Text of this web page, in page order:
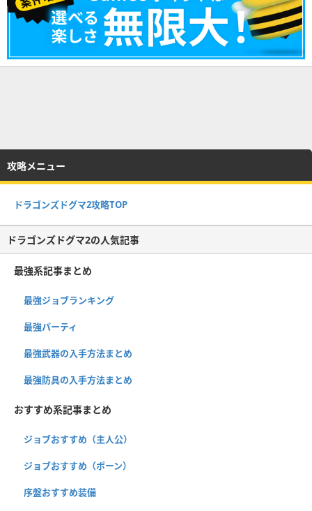
攻略メニュー
ドラゴンズドグマ2攻略TOP
ドラゴンズドグマ2の人気記事
最強系記事まとめ
最強ジョブランキング
最強パーティ
最強武器の入手方法まとめ
最強防具の入手方法まとめ
おすすめ系記事まとめ
ジョブおすすめ（主人公）
ジョブおすすめ（ポーン）
序盤おすすめ装備